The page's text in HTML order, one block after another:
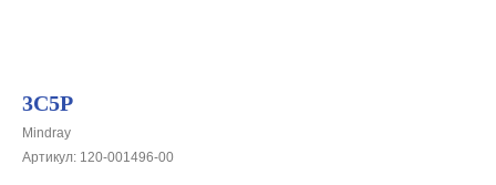
3C5P
Mindray
Артикул: 120-001496-00